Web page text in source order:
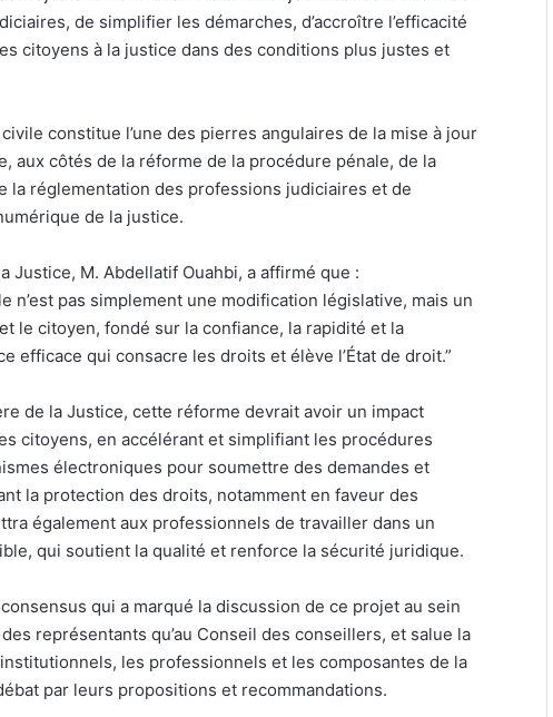
de simplifier les démarches, d’accroître l’efficacité
citoyens à la justice dans des conditions plus justes et
constitue l’une des pierres angulaires de la mise à jour
aux côtés de la réforme de la procédure pénale, de la
la réglementation des professions judiciaires et de
de la justice.
Justice, M. Abdellatif Ouahbi, a affirmé que :
n’est pas simplement une modification législative, mais un
le citoyen, fondé sur la confiance, la rapidité et la
efficace qui consacre les droits et élève l’État de droit.”
de la Justice, cette réforme devrait avoir un impact
citoyens, en accélérant et simplifiant les procédures
électroniques pour soumettre des demandes et
la protection des droits, notamment en faveur des
également aux professionnels de travailler dans un
qui soutient la qualité et renforce la sécurité juridique.
qui a marqué la discussion de ce projet au sein
représentants qu’au Conseil des conseillers, et salue la
les professionnels et les composantes de la
par leurs propositions et recommandations.